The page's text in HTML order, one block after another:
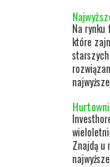
Na rynku
które
Znajdą u